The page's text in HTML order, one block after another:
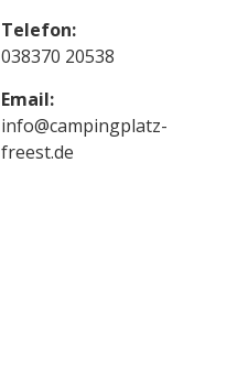
Telefon:
038370 20538
Email:
info@campingplatz-
freest.de